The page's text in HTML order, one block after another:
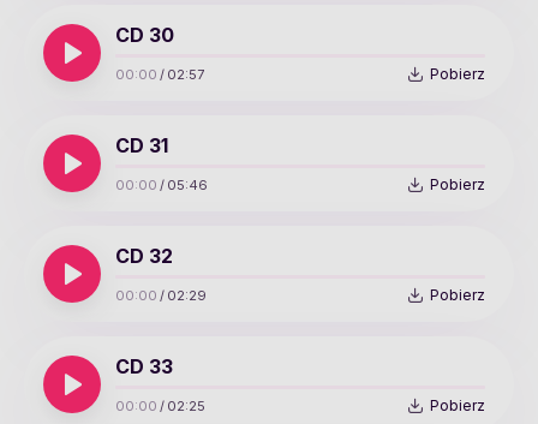
CD 30
00:00 / 02:57 Pobierz
CD 31
00:00 / 05:46 Pobierz
CD 32
00:00 / 02:29 Pobierz
CD 33
00:00 / 02:25 Pobierz